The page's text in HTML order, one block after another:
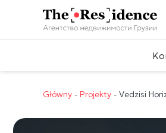
Główny - Projekty - Vedzisi